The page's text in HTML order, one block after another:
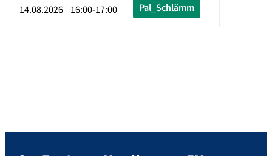
14.08.2026 16:00-17:00 Pal_Schlämm